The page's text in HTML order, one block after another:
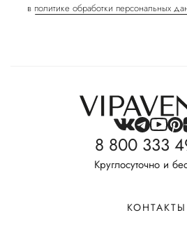
в политике обработки персональных
8 800 333
Круглосуточно и
КОНТАКТЫ